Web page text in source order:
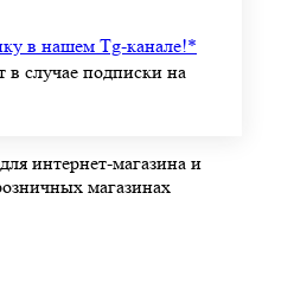
в нашем Tg-канале!*
в случае подписки на
интернет-магазина и
магазинах